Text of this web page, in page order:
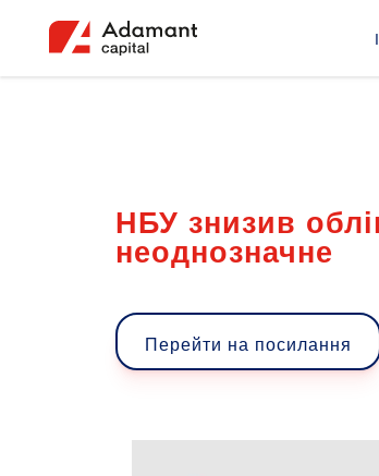
НБУ знизив
неоднозначне
Перейти на посилання